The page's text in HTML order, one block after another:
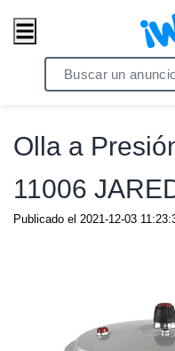
/ Comercio / Consumo
Olla a
11006
Publicado el 2021-12-03